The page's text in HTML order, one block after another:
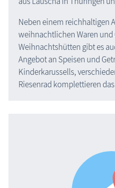
Neben einem reichhaltigen
weihnachtlichen Waren und
Weihnachtshütten gibt es
Angebot an Speisen und
Kinderkarussells,
Riesenrad komplettieren